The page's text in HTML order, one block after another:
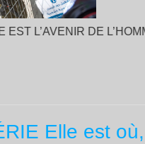
L’AVENIR DE
Elle est